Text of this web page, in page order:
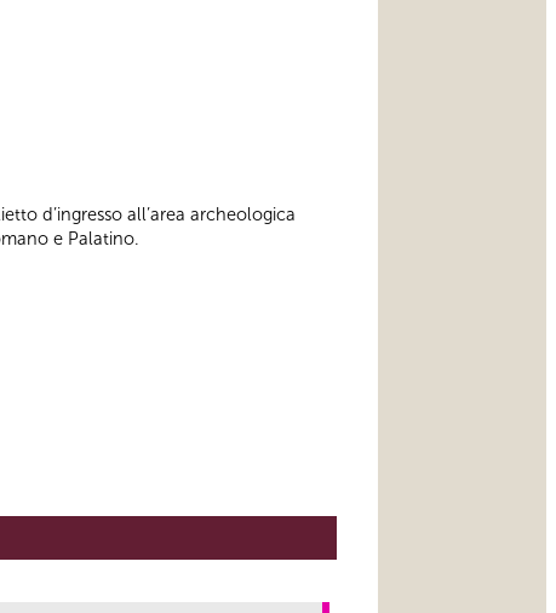
d’ingresso all’area archeologica
e Palatino.